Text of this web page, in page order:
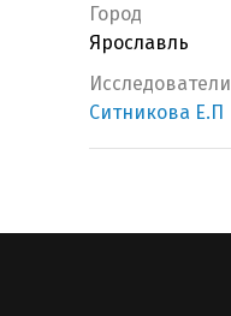
Город
Ярославль
Исследователи
Ситникова Е.П